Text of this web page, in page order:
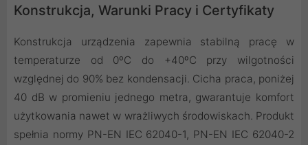
Konstrukcja, Warunki Pracy i Certyfikaty
Konstrukcja urządzenia zapewnia stabilną pracę w
temperaturze od 0ºC do +40ºC przy wilgotności
względnej do 90% bez kondensacji. Cicha praca, poniżej
40 dB w promieniu jednego metra, gwarantuje komfort
użytkowania nawet w wrażliwych środowiskach. Produkt
spełnia normy PN-EN IEC 62040-1, PN-EN IEC 62040-2